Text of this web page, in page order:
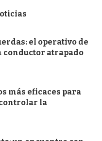
el operativo de
conductor atrapado
más eficaces para
la